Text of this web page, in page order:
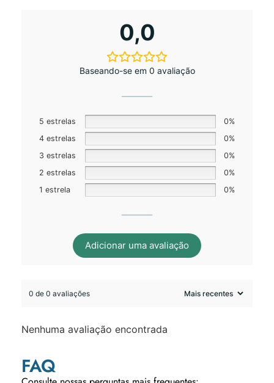
0,0
Baseando-se em 0 avaliação
5 estrelas
0%
4 estrelas
0%
3 estrelas
0%
2 estrelas
0%
1 estrela
0%
Adicionar uma avaliação
0 de 0 avaliações
Nenhuma avaliação encontrada
FAQ